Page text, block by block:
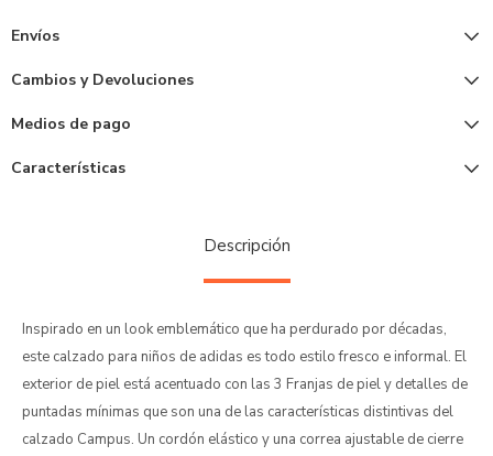
Envíos
Cambios y Devoluciones
Medios de pago
Características
Descripción
Inspirado en un look emblemático que ha perdurado por décadas,
este calzado para niños de adidas es todo estilo fresco e informal. El
exterior de piel está acentuado con las 3 Franjas de piel y detalles de
puntadas mínimas que son una de las características distintivas del
calzado Campus. Un cordón elástico y una correa ajustable de cierre